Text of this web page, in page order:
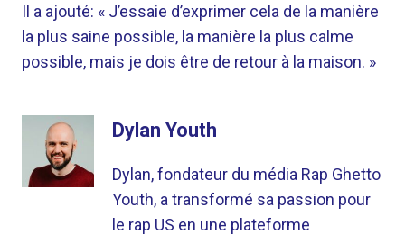
Il a ajouté: « J’essaie d’exprimer cela de la manière
la plus saine possible, la manière la plus calme
possible, mais je dois être de retour à la maison. »
Dylan Youth
Dylan, fondateur du média Rap Ghetto
Youth, a transformé sa passion pour
le rap US en une plateforme